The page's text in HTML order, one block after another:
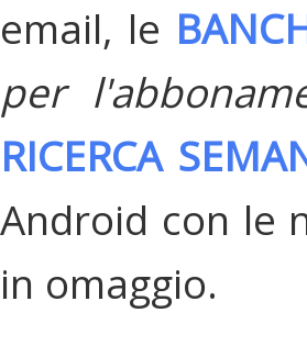
email, le
per
RICERCA
Android con le
in omaggio.